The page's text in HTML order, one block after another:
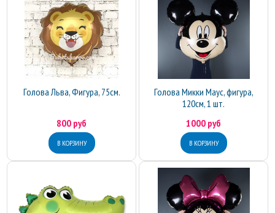
Голова Льва, Фигура, 75см.
800 руб
Голова Микки Маус, фигура,
120см, 1 шт.
1000 руб